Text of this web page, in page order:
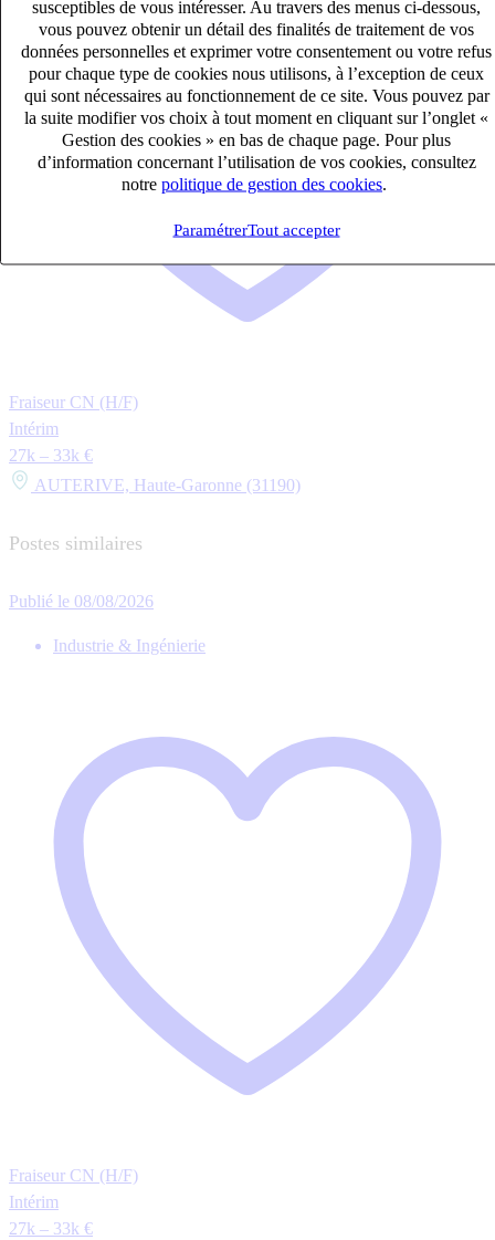
susceptibles de vous intéresser. Au travers des menus ci-dessous,
vous pouvez obtenir un détail des finalités de traitement de vos
données personnelles et exprimer votre consentement ou votre refus
pour chaque type de cookies nous utilisons, à l’exception de ceux
qui sont nécessaires au fonctionnement de ce site. Vous pouvez par
la suite modifier vos choix à tout moment en cliquant sur l’onglet «
Gestion des cookies » en bas de chaque page. Pour plus
d’information concernant l’utilisation de vos cookies, consultez
notre politique de gestion des cookies
ParamétrerTout accepter
Fraiseur CN (H/F)
Intérim
27k – 33k €
AUTERIVE, Haute-Garonne (31190)
Postes similaires
Publié le 08/08/2026
Industrie & Ingénierie
Fraiseur CN (H/F)
Intérim
27k – 33k €